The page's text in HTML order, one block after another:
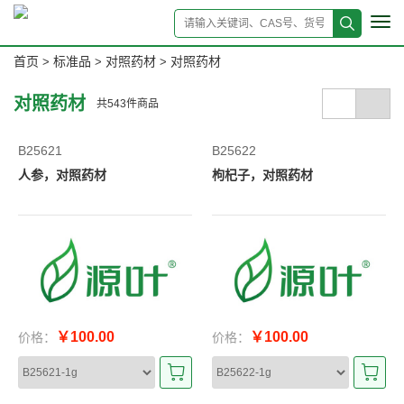
首页 > 标准品 > 对照药材 > 对照药材
对照药材 共543件商品
B25621
人参，对照药材
价格： ￥100.00
B25622
枸杞子，对照药材
价格： ￥100.00